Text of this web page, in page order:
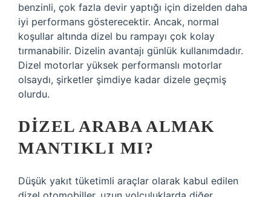
benzinli, çok fazla devir yaptığı için dizelden daha
iyi performans gösterecektir. Ancak, normal
koşullar altında dizel bu rampayı çok kolay
tırmanabilir. Dizelin avantajı günlük kullanımdadır.
Dizel motorlar yüksek performanslı motorlar
olsaydı, şirketler şimdiye kadar dizele geçmiş
olurdu.
DIZEL ARABA ALMAK
MANTIKLI MI?
Düşük yakıt tüketimli araçlar olarak kabul edilen